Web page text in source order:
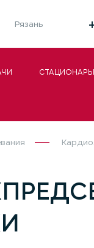
Рязань
СТАЦИОНАРЫ